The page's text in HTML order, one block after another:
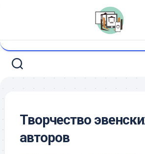
Творчество
авторов